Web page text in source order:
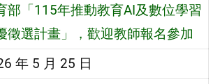
部「115年推動教育AI及數位學習
徵選計畫」，歡迎教師報名參加
年 5 月 25 日